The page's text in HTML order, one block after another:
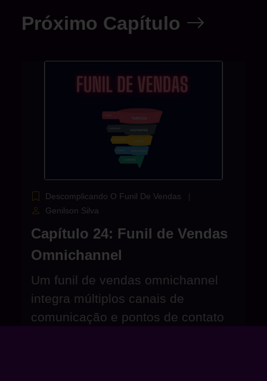
Próximo Capítulo
Descomplicando O Funil De Vendas
Genilson Silva
Capítulo 24: Funil de Vendas
Omnichannel
Um funil de vendas omnichannel
integra múltiplos canais de
comunicação e pontos de contato